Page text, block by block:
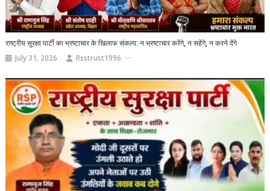
राष्ट्रीय सुरक्षा पार्टी का भ्रष्टाचार के खिलाफ संकल्प: न भ्रष्टाचार करेंगे, न सहेंगे, न करने देंगे
July 31, 2026 Rsstrust1996